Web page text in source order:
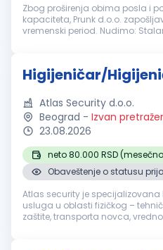
Zbog proširenja obima posla i
kapaciteta, Prunk d.o.o.
vremenski period. Nudimo: Stalan radni odnos Redovna i
Higijeničar/
Atlas Security d.o.o.
Beograd - Izvan
23.08.2026
neto 80.000 RSD
Obaveštenje o statusu
Atlas security je
usluga u oblasti fizičkog –
zaštite, transporta novca,